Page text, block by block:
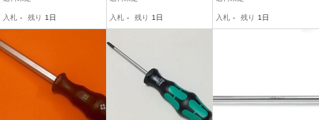
入札 - 残り 1日 入札 - 残り 1日 入札 - 残り 1日